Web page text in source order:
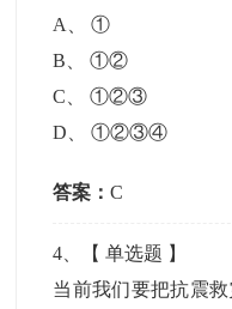
A
、①
B 、①②
C 、①②③
D 、①②③④
答案：C
4 、【单选题 】
当前我们要把抗震